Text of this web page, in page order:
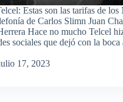
Estas son las tarifas de
de Carlos Slimn Juan
Hace no mucho Telcel
sociales que dejó con la boca
17, 2023